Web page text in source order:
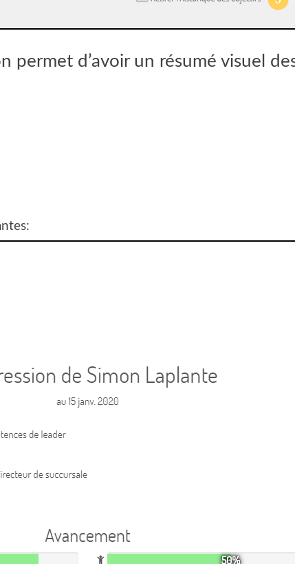
permet d’avoir un résumé visuel